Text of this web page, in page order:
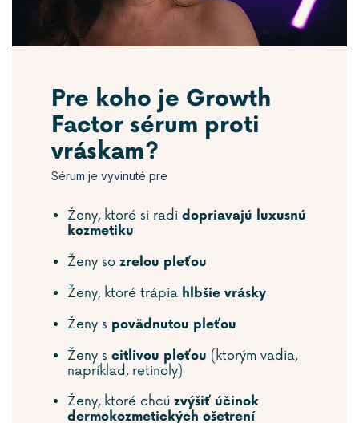
Pre koho je Growth
Factor sérum proti
vráskam?
Sérum je vyvinuté pre
Ženy, ktoré si radi dopriavajú luxusnú
kozmetiku
Ženy so zrelou pleťou
Ženy, ktoré trápia hlbšie vrásky
Ženy s povädnutou pleťou
Ženy s citlivou pleťou (ktorým vadia,
napríklad, retinoly)
Ženy, ktoré chcú zvýšiť účinok
dermokozmetických ošetrení